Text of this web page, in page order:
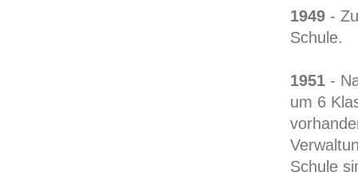
1949 -
Schule.
1951 -
um 6
Schule